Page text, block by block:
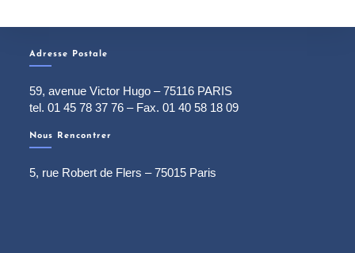
Adresse Postale
59, avenue Victor Hugo – 75116 PARIS
tel. 01 45 78 37 76 – Fax. 01 40 58 18 09
Nous Rencontrer
5, rue Robert de Flers – 75015 Paris